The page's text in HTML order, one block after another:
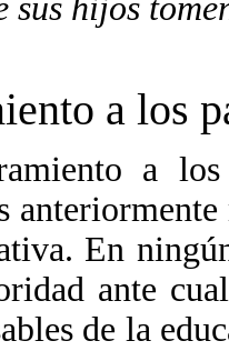
hijos
a los
a los
En
ante
de la